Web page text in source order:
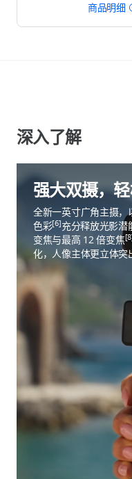
商品明细
深入了解
强大双摄，
全新一英寸广角主摄，
色彩[6]充分释放光影潜
变焦与最高 12 倍变焦
化，人像主体更立体突